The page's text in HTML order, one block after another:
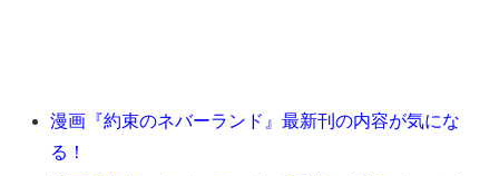
漫画『約束のネバーランド』最新刊の内容が気にな
る！